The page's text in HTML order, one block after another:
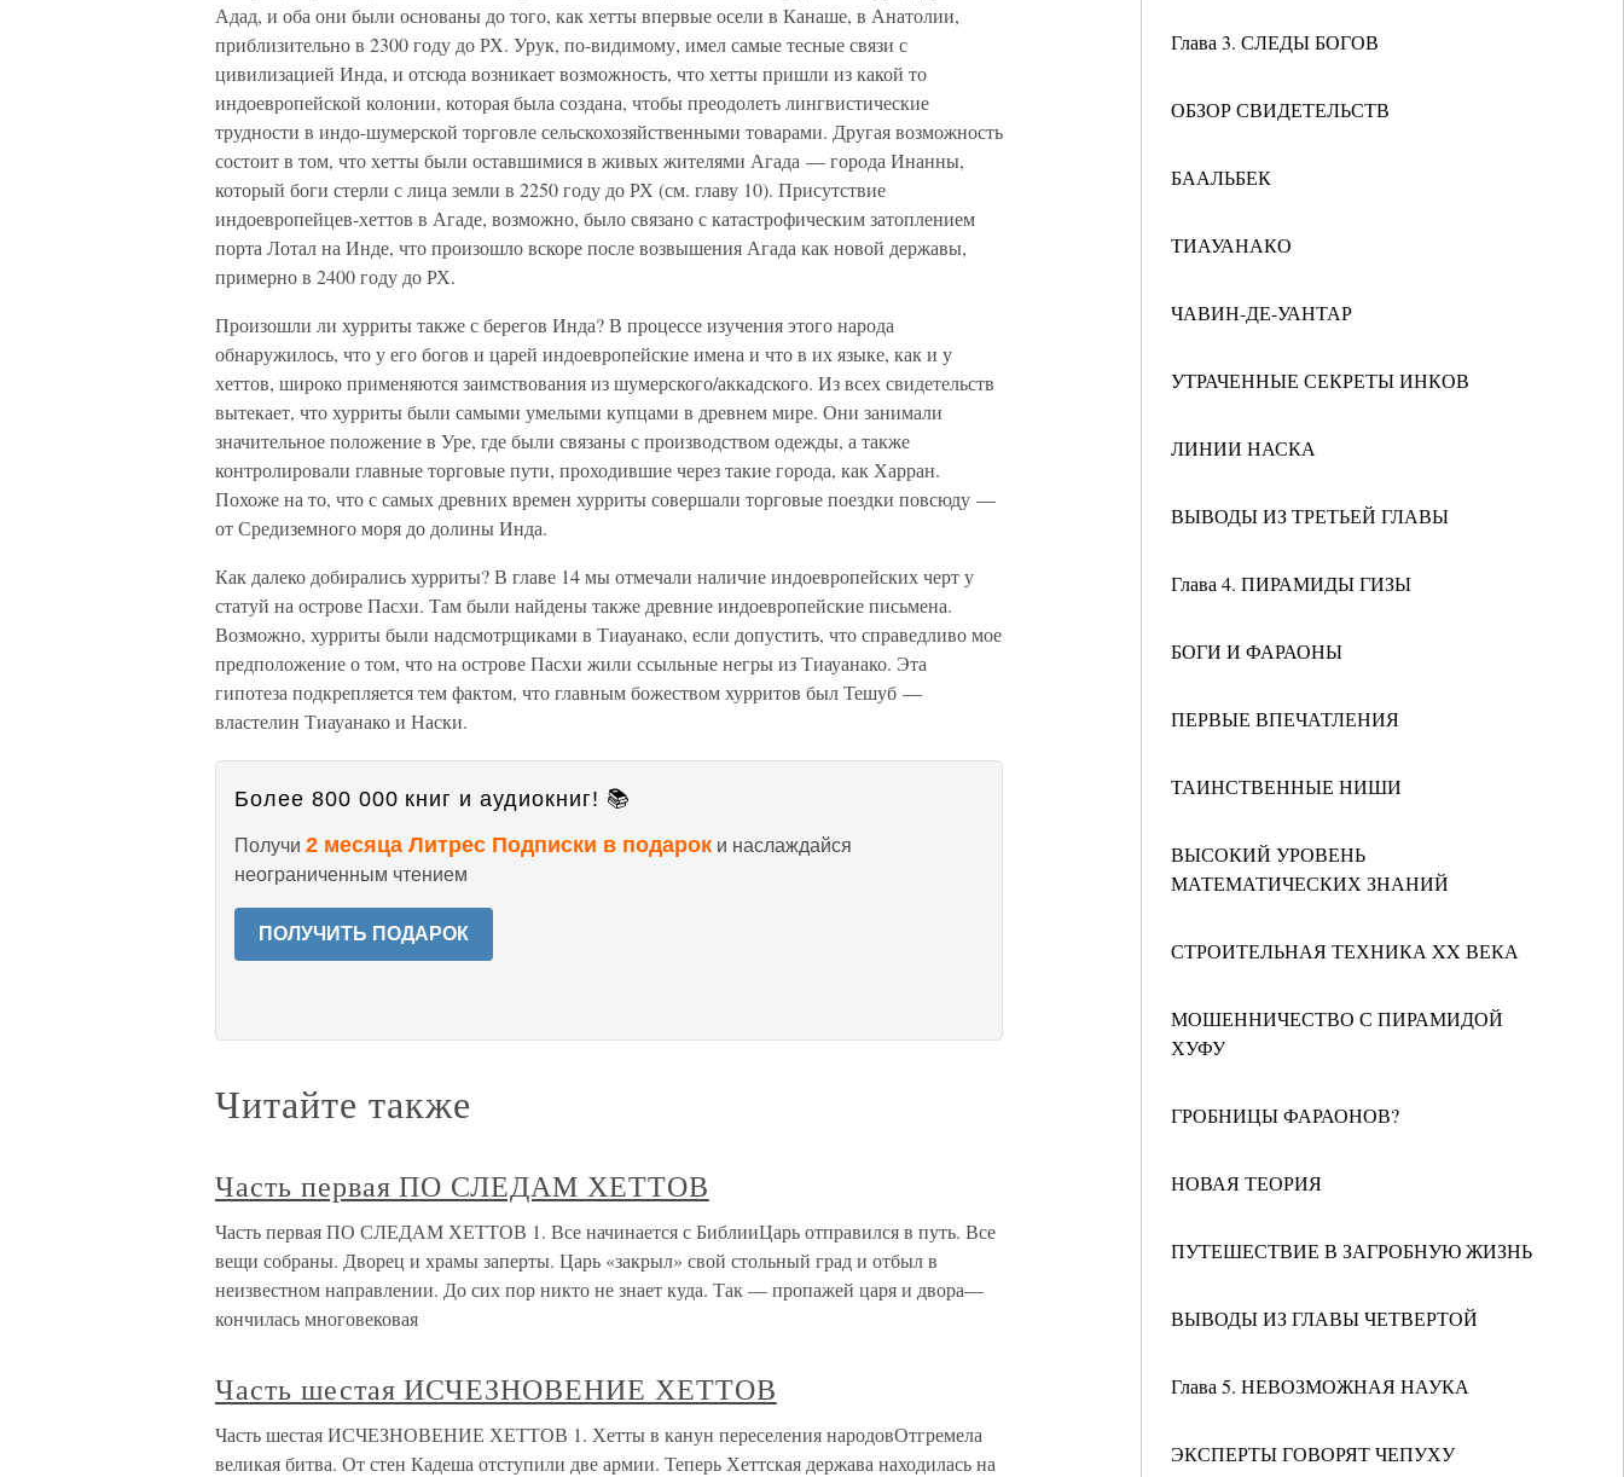
Глава 3. СЛЕДЫ БОГОВ
ОБЗОР СВИДЕТЕЛЬСТВ
БААЛЬБЕК
ТИАУАНАКО
ЧАВИН-ДЕ-УАНТАР
УТРАЧЕННЫЕ СЕКРЕТЫ ИНКОВ
ЛИНИИ НАСКА
ВЫВОДЫ ИЗ ТРЕТЬЕЙ ГЛАВЫ
Глава 4. ПИРАМИДЫ ГИЗЫ
БОГИ И ФАРАОНЫ
ПЕРВЫЕ ВПЕЧАТЛЕНИЯ
ТАИНСТВЕННЫЕ НИШИ
ВЫСОКИЙ УРОВЕНЬ
МАТЕМАТИЧЕСКИХ ЗНАНИЙ
СТРОИТЕЛЬНАЯ ТЕХНИКА XX ВЕКА
МОШЕННИЧЕСТВО С ПИРАМИДОЙ
ХУФУ
ГРОБНИЦЫ ФАРАОНОВ?
НОВАЯ ТЕОРИЯ
ПУТЕШЕСТВИЕ В ЗАГРОБНУЮ ЖИЗНЬ
ВЫВОДЫ ИЗ ГЛАВЫ ЧЕТВЕРТОЙ
Глава 5. НЕВОЗМОЖНАЯ НАУКА
ЭКСПЕРТЫ ГОВОРЯТ ЧЕПУХУ
Адад, и оба они были основаны до того, как хетты впервые осели в Канаше, в Анатолии,
приблизительно в 2300 году до РХ. Урук, по-видимому, имел самые тесные связи с
цивилизацией Инда, и отсюда возникает возможность, что хетты пришли из какой то
индоевропейской колонии, которая была создана, чтобы преодолеть лингвистические
трудности в индо-шумерской торговле сельскохозяйственными товарами. Другая возможность
состоит в том, что хетты были оставшимися в живых жителями Агада — города Инанны,
который боги стерли с лица земли в 2250 году до РХ (см. главу 10). Присутствие
индоевропейцев-хеттов в Агаде, возможно, было связано с катастрофическим затоплением
порта Лотал на Инде, что произошло вскоре после возвышения Агада как новой державы,
примерно в 2400 году до РХ.
Произошли ли хурриты также с берегов Инда? В процессе изучения этого народа
обнаружилось, что у его богов и царей индоевропейские имена и что в их языке, как и у
хеттов, широко применяются заимствования из шумерского/аккадского. Из всех свидетельств
вытекает, что хурриты были самыми умелыми купцами в древнем мире. Они занимали
значительное положение в Уре, где были связаны с производством одежды, а также
контролировали главные торговые пути, проходившие через такие города, как Харран.
Похоже на то, что с самых древних времен хурриты совершали торговые поездки повсюду —
от Средиземного моря до долины Инда.
Как далеко добирались хурриты? В главе 14 мы отмечали наличие индоевропейских черт у
статуй на острове Пасхи. Там были найдены также древние индоевропейские письмена.
Возможно, хурриты были надсмотрщиками в Тиауанако, если допустить, что справедливо мое
предположение о том, что на острове Пасхи жили ссыльные негры из Тиауанако. Эта
гипотеза подкрепляется тем фактом, что главным божеством хурритов был Тешуб —
властелин Тиауанако и Наски.
Более 800 000 книг и аудиокниг! 📚
Получи 2 месяца Литрес Подписки в подарок и наслаждайся
неограниченным чтением
ПОЛУЧИТЬ ПОДАРОК
Читайте также
Часть первая ПО СЛЕДАМ ХЕТТОВ
Часть первая ПО СЛЕДАМ ХЕТТОВ 1. Все начинается с БиблииЦарь отправился в путь. Все
вещи собраны. Дворец и храмы заперты. Царь «закрыл» свой стольный град и отбыл в
неизвестном направлении. До сих пор никто не знает куда. Так — пропажей царя и двора—
кончилась многовековая
Часть шестая ИСЧЕЗНОВЕНИЕ ХЕТТОВ
Часть шестая ИСЧЕЗНОВЕНИЕ ХЕТТОВ 1. Хетты в канун переселения народовОтгремела
великая битва. От стен Кадеша отступили две армии. Теперь Хеттская держава находилась на